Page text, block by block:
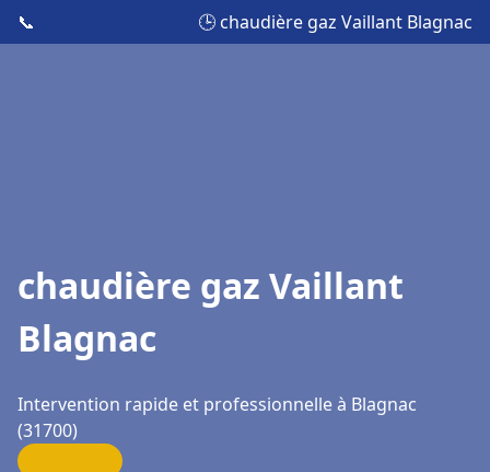
📞 🕒 chaudière gaz Vaillant Blagnac
chaudière gaz Vaillant
Blagnac
Intervention rapide et professionnelle à Blagnac
(31700)